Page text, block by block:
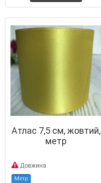
Атлас 7,5 см, жовтий,
метр
Довжина
Метр